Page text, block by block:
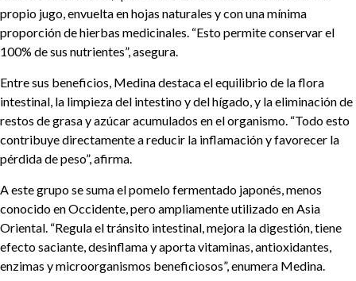
propio jugo, envuelta en hojas naturales y con una mínima
proporción de hierbas medicinales. “Esto permite conservar el
100% de sus nutrientes”, asegura.
Entre sus beneficios, Medina destaca el equilibrio de la flora
intestinal, la limpieza del intestino y del hígado, y la eliminación de
restos de grasa y azúcar acumulados en el organismo. “Todo esto
contribuye directamente a reducir la inflamación y favorecer la
pérdida de peso”, afirma.
A este grupo se suma el pomelo fermentado japonés, menos
conocido en Occidente, pero ampliamente utilizado en Asia
Oriental. “Regula el tránsito intestinal, mejora la digestión, tiene
efecto saciante, desinflama y aporta vitaminas, antioxidantes,
enzimas y microorganismos beneficiosos”, enumera Medina.